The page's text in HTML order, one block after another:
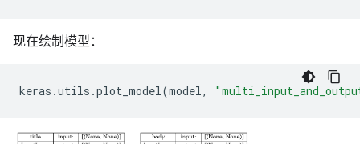
现在绘制模型：
keras .utils .plot_model(model,